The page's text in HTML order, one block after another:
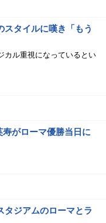
タイルに嘆き「もう
カル重視になっているとい
寿がローマ優勝当日に
タジアムのローマとラ